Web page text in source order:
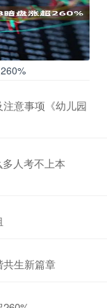
意事项《幼儿园
人考不上本
共生新篇章